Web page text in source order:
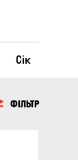
Сік
ФІЛЬТР